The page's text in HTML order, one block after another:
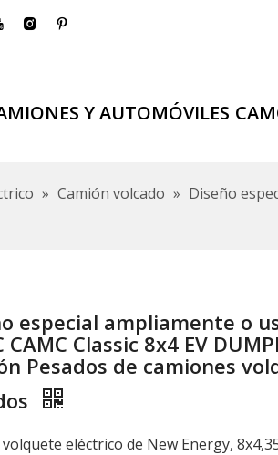
Y AUTOMÓVILES
» Camión volcado » Diseño
especial ampliamente o
CAMC Classic 8x4 EV
Pesados ​​de camiones
eléctrico de New Energy,